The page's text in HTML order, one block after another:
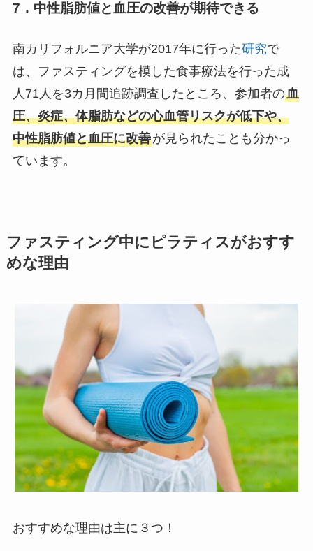
7．中性脂肪値と血圧の改善が期待できる
南カリフォルニア大学が2017年に行った研究で
は、ファスティングを模した食事療法を行った成
人71人を3カ月間追跡調査したところ、参加者の血
圧、炎症、体脂肪などの心血管リスクが低下や、
中性脂肪値と血圧に改善が見られたことも分かっ
ています。
ファスティング中にピラティスがおすす
めな理由
おすすめな理由は主に３つ！